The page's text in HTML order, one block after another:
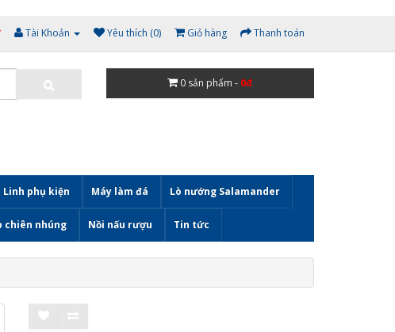
Tài Khoản Yêu thích (0) Giỏ hàng Thanh toán
0 sản phẩm - 0đ
Linh phụ kiện Máy làm đá Lò nướng Salamander
chiên nhúng Nồi nấu rượu Tin tức